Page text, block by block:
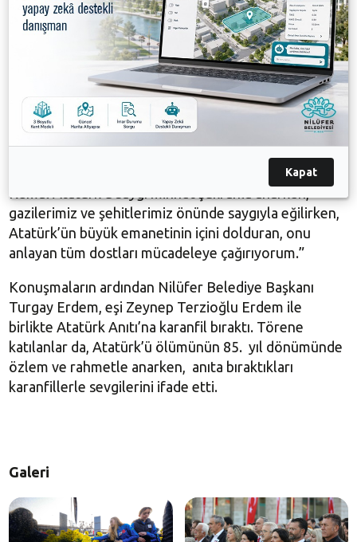
ifadelerini kullandı.
CHP Bursa Milletvekili ve Parti Meclisi Üyesi Orhan
Sarıbal da konuşmasında, Atatürk’ün Türk milletine
laik, demokratik, sosyal, hukuk devletinin değerleriyle
beraber bir Cumhuriyet bıraktığını belirterek şöyle
devam etti: “Bugün, büyük önderin ne kadar büyük
bu yetmez, mücadele etmek zorundayız. Mustafa
Kemal Atatürk’ü saygı minnet şükranla anarken,
gazilerimiz ve şehitlerimiz önünde saygıyla eğilirken,
Atatürk’ün büyük emanetinin içini dolduran, onu
anlayan tüm dostları mücadeleye çağırıyorum.”
Konuşmaların ardından Nilüfer Belediye Başkanı
Turgay Erdem, eşi Zeynep Terzioğlu Erdem ile
birlikte Atatürk Anıtı’na karanfil bıraktı. Törene
katılanlar da, Atatürk’ü ölümünün 85. yıl dönümünde
özlem ve rahmetle anarken, anıta bıraktıkları
karanfillerle sevgilerini ifade etti.
Galeri
Kapat